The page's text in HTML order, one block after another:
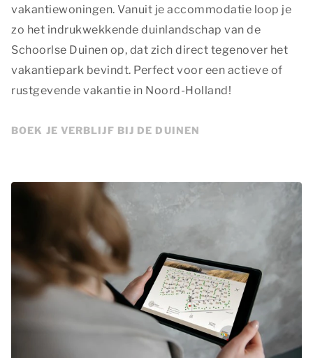
vakantiewoningen. Vanuit je accommodatie loop je
zo het indrukwekkende duinlandschap van de
Schoorlse Duinen op, dat zich direct tegenover het
vakantiepark bevindt. Perfect voor een actieve of
rustgevende vakantie in Noord-Holland!
BOEK JE VERBLIJF BIJ DE DUINEN